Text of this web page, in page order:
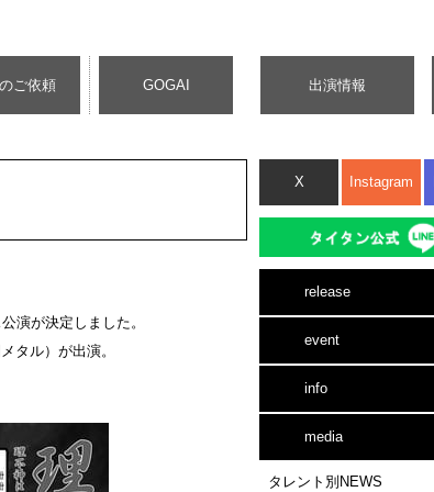
ご依頼 GOGAI 出演情報
演が決定しました。
タル）が出演。
X Instagram
release
event
info
media
タレント別NEWS